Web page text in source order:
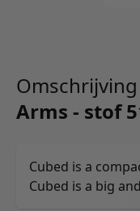
Arms - stof
Cubed is a
Cubed is a big